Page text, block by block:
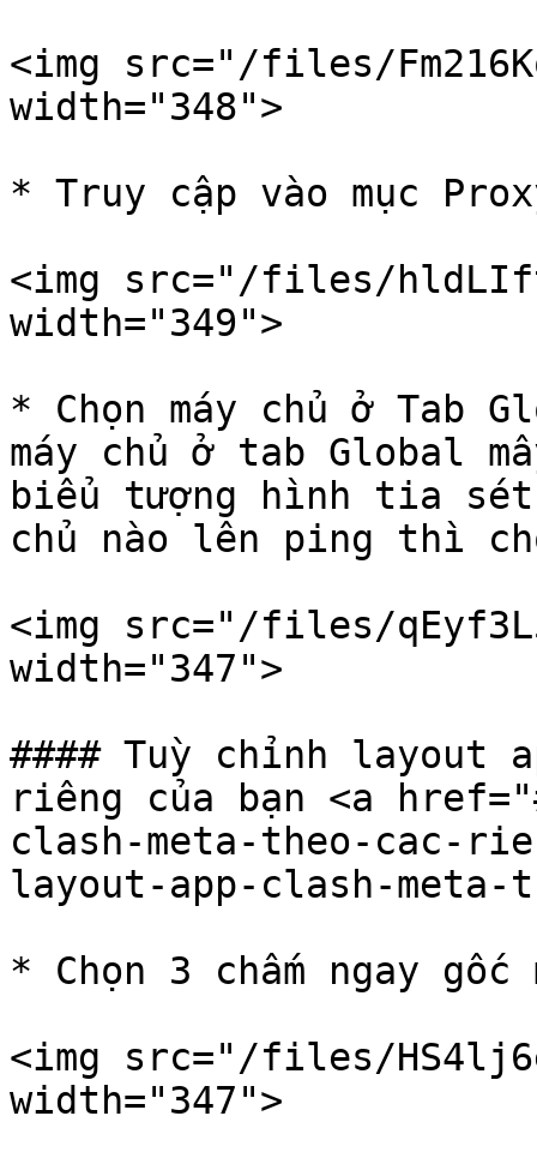
<img src="/files/
width="348">
* Truy cập vào mục
<img src="/files/
width="349">
* Chọn máy chủ ở Tab
máy chủ ở tab Global
biểu tượng hình tia sét
chủ nào lên ping thì
<img src="/files/
width="347">
#### Tuỳ chỉnh layout
riêng của bạn <a
clash-meta-theo-cac-
layout-app-clash-meta-
* Chọn 3 chấm ngay gốc
<img src="/files/
width="347">